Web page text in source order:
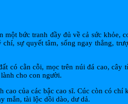
bức tranh đầy đủ về cả sức
sự quyết tâm, sống ngay thẳng,
có cằn cỗi, mọc trên núi đá cao,
cho con người.
của các bậc cao sĩ. Cúc còn có
mắn, tài lộc dồi dào, dư dả.